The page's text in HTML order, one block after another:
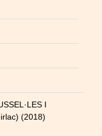
I
(2018)